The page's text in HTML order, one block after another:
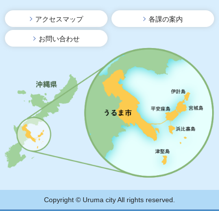
アクセスマップ 各課の案内
お問い合わせ
Copyright © Uruma city All rights reserved.